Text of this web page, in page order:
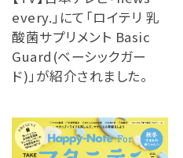
every.」にて「ロイテリ 乳
酸菌サプリメント Basic
Guard(ベーシックガー
ド)」が紹介されました。